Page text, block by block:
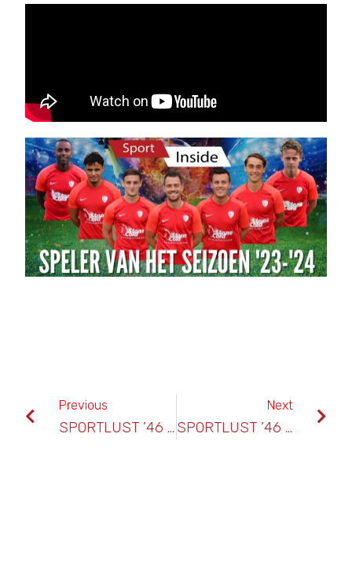
Previous
SPORTLUST ’46 – UNITAS
Next
SPORTLUST ’46 – S.V. TEC